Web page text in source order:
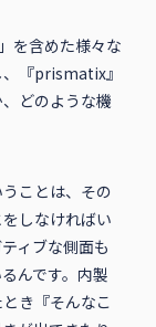
を含めた様々な
『prismatix』
どのような機
ことは、その
しなければい
ィブな側面も
んです。内製
き『そんなこ